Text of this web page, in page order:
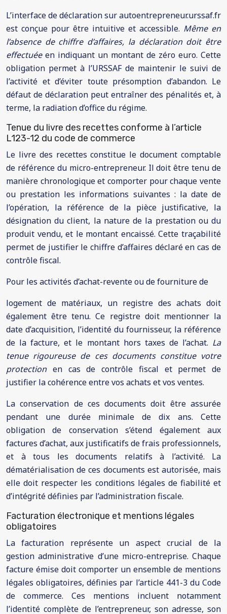
L’interface de déclaration sur autoentrepreneur.urssaf.fr
est conçue pour être intuitive et accessible. Même en
l’absence de chiffre d’affaires, la déclaration doit être
effectuée en indiquant un montant de zéro euro. Cette
obligation permet à l’URSSAF de maintenir le suivi de
l’activité et d’éviter toute présomption d’abandon. Le
défaut de déclaration peut entraîner des pénalités et, à
terme, la radiation d’office du régime.
Tenue du livre des recettes conforme à l’article
L123-12 du code de commerce
Le livre des recettes constitue le document comptable
de référence du micro-entrepreneur. Il doit être tenu de
manière chronologique et comporter pour chaque vente
ou prestation les informations suivantes : la date de
l’opération, la référence de la pièce justificative, la
désignation du client, la nature de la prestation ou du
produit vendu, et le montant encaissé. Cette traçabilité
permet de justifier le chiffre d’affaires déclaré en cas de
contrôle fiscal.
Pour les activités d’achat-revente ou de fourniture de
logement de matériaux, un registre des achats doit
également être tenu. Ce registre doit mentionner la
date d’acquisition, l’identité du fournisseur, la référence
de la facture, et le montant hors taxes de l’achat. La
tenue rigoureuse de ces documents constitue votre
protectionen cas de contrôle fiscal et permet de
justifier la cohérence entre vos achats et vos ventes.
La conservation de ces documents doit être assurée
pendant une durée minimale de dix ans. Cette
obligation de conservation s’étend également aux
factures d’achat, aux justificatifs de frais professionnels,
et à tous les documents relatifs à l’activité. La
dématérialisation de ces documents est autorisée, mais
elle doit respecter les conditions légales de fiabilité et
d’intégrité définies par l’administration fiscale.
Facturation électronique et mentions légales
obligatoires
La facturation représente un aspect crucial de la
gestion administrative d’une micro-entreprise. Chaque
facture émise doit comporter un ensemble de mentions
légales obligatoires, définies par l’article 441-3 du Code
de commerce. Ces mentions incluent notamment
l’identité complète de l’entrepreneur, son adresse, son